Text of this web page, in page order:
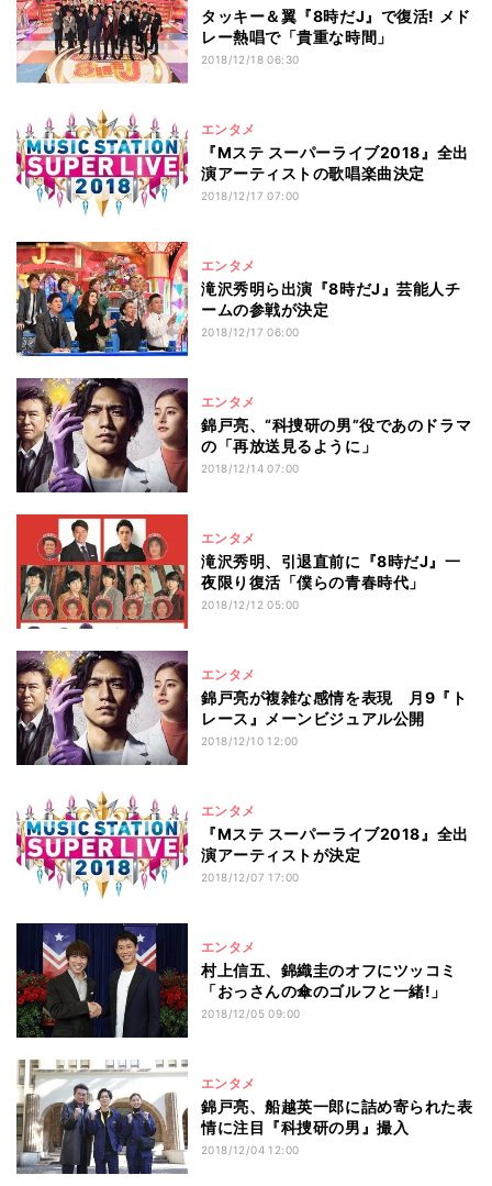
タッキー＆翼『8時だJ』で復活! メド
レー熱唱で「貴重な時間」
2018/12/18 06:30
エンタメ
『Mステ スーパーライブ2018』全出
演アーティストの歌唱楽曲決定
2018/12/17 07:00
エンタメ
滝沢秀明ら出演『8時だJ』芸能人チ
ームの参戦が決定
2018/12/17 06:00
エンタメ
錦戸亮、“科捜研の男”役であのドラマ
の「再放送見るように」
2018/12/14 07:00
エンタメ
滝沢秀明、引退直前に『8時だJ』一
夜限り復活「僕らの青春時代」
2018/12/12 05:00
エンタメ
錦戸亮が複雑な感情を表現 月9『ト
レース』メーンビジュアル公開
2018/12/10 12:00
エンタメ
『Mステ スーパーライブ2018』全出
演アーティストが決定
2018/12/07 17:00
エンタメ
村上信五、錦織圭のオフにツッコミ
「おっさんの傘のゴルフと一緒!」
2018/12/05 09:00
エンタメ
錦戸亮、船越英一郎に詰め寄られた表
情に注目『科捜研の男』撮入
2018/12/04 12:00